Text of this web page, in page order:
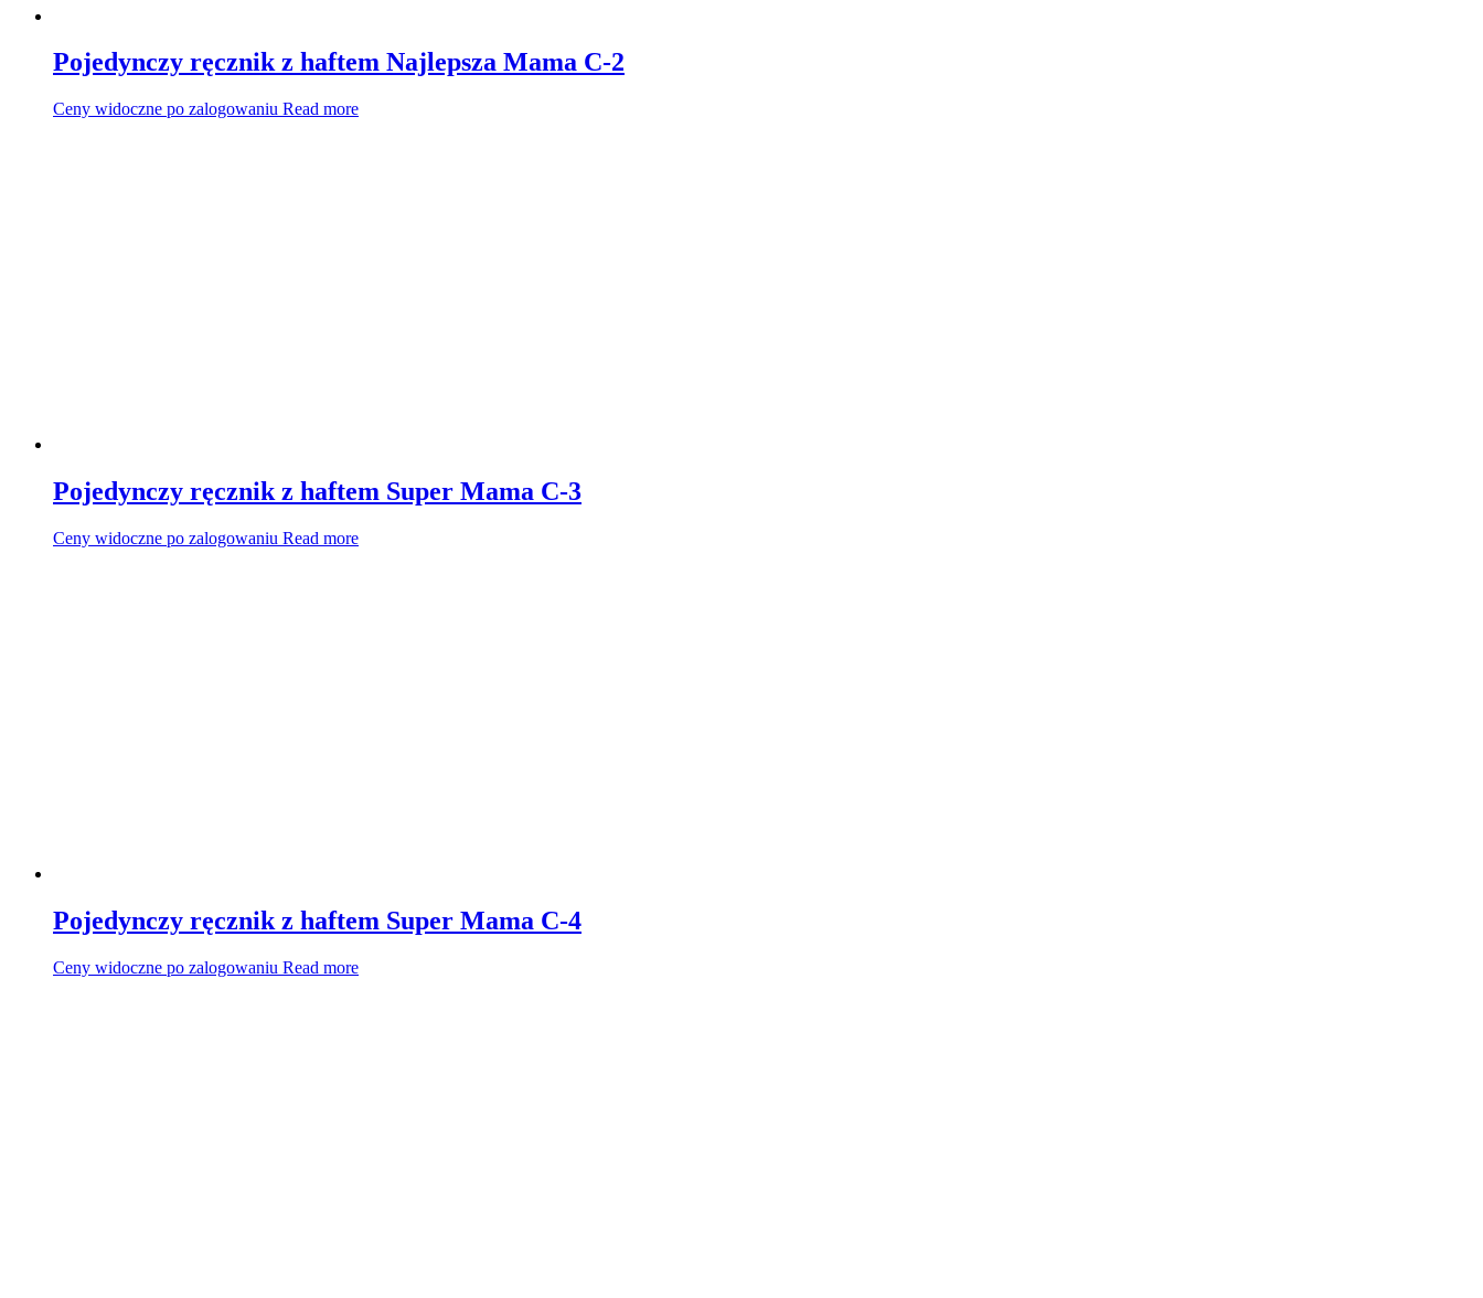
Pojedynczy ręcznik z haftem Najlepsza Mama C-2
Ceny widoczne po zalogowaniu Read more
Pojedynczy ręcznik z haftem Super Mama C-3
Ceny widoczne po zalogowaniu Read more
Pojedynczy ręcznik z haftem Super Mama C-4
Ceny widoczne po zalogowaniu Read more